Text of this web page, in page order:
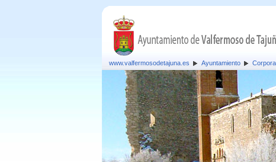
www.valfermosodetajuna.es Ayuntamiento